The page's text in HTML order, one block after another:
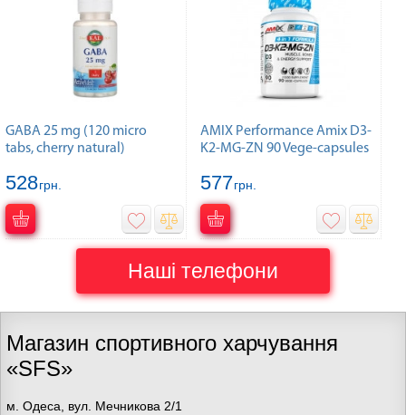
GABA 25 mg (120 micro
tabs, cherry natural)
528грн.
AMIX Performance Amix D3-
K2-MG-ZN 90 Vege-capsules
577грн.
Наші телефони
Магазин спортивного харчування
«SFS»
м. Одеса, вул. Мечникова 2/1